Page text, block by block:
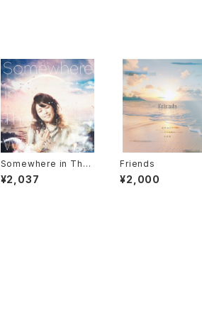
Somewhere in The
World [CD]
¥2,037
Friends
¥2,000